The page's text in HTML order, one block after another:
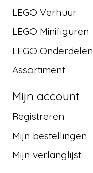
LEGO Verhuur
LEGO Minifiguren
LEGO Onderdelen
Assortiment
Mijn account
Registreren
Mijn bestellingen
Mijn verlanglijst